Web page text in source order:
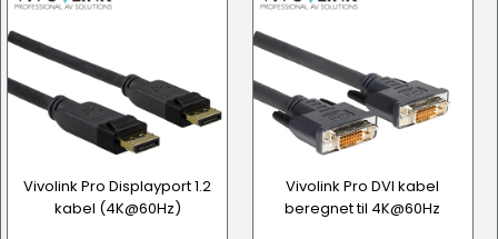
Vivolink Pro Displayport 1.2
kabel (4K@60Hz)
Vivolink Pro DVI kabel
beregnet til 4K@60Hz